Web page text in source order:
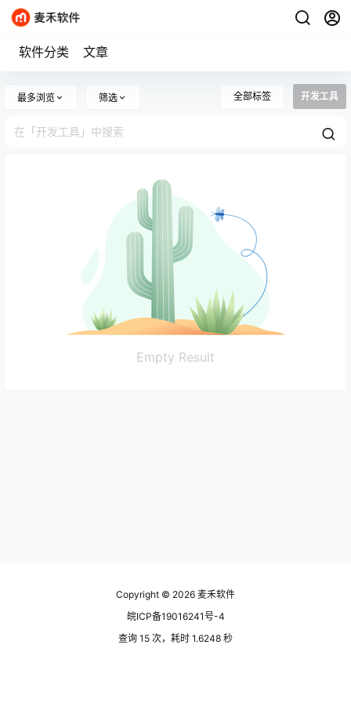
软件分类 文章
最多浏览 筛选 全部标签 开发工具
Empty Result
Copyright © 2026 麦禾软件
皖ICP备19016241号-4
查询 15 次，耗时 1.6248 秒